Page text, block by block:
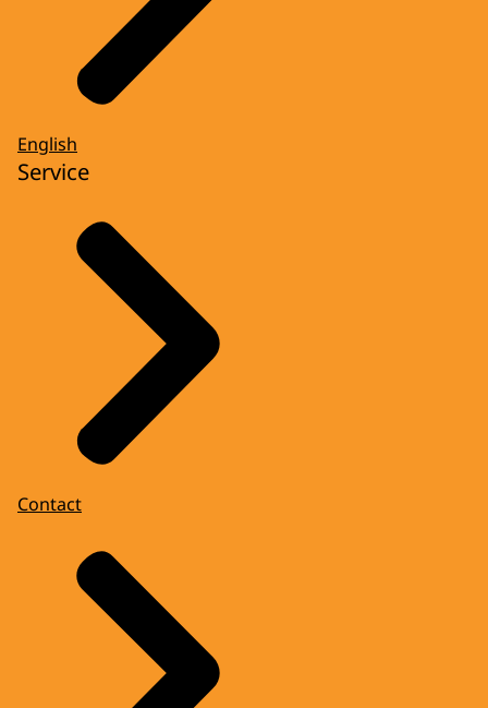
English
Service
Contact